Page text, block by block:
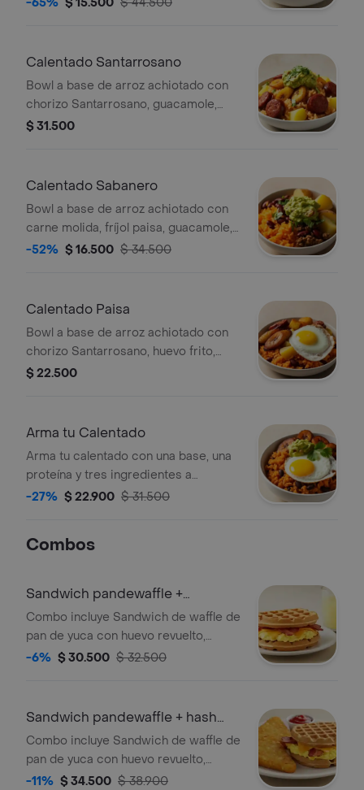
Calentado Santarrosano
Bowl a base de arroz achiotado con
chorizo Santarrosano, guacamole,
papa, madurito y un toque de cilantro.
$ 31.500
Calentado Sabanero
Bowl a base de arroz achiotado con
carne molida, fríjol paisa, guacamole,
papa y un toque de cilantro.
-52% $ 16.500 $ 34.500
Calentado Paisa
Bowl a base de arroz achiotado con
chorizo Santarrosano, huevo frito,
fríjol paisa, papa, madurito, y salsa
$ 22.500
Arma tu Calentado
Arma tu calentado con una base, una
proteína y tres ingredientes a
elección.
-27% $ 22.900 $ 31.500
Combos
Sandwich pandewaffle +
limonada
Combo incluye Sandwich de waffle de
pan de yuca con huevo revuelto,
queso cheddar, tocineta crocante y
-6% $ 30.500 $ 32.500
Sandwich pandewaffle + hash
brown
Combo incluye Sandwich de waffle de
pan de yuca con huevo revuelto,
queso cheddar, tocineta crocante y
-11% $ 34.500 $ 38.900